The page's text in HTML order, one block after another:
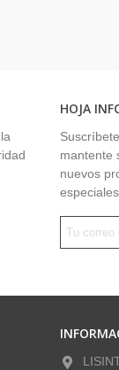
HOJA
mantente
nuevos